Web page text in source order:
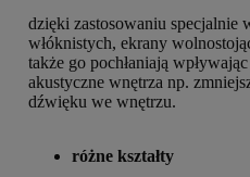
dzięki zastosowaniu specjalnie
włóknistych, ekrany
także go pochłaniają
akustyczne wnętrza np.
dźwięku we wnętrzu.
różne kształty